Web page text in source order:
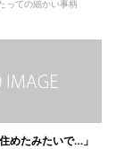
っての細かい事柄
めたみたいで…」